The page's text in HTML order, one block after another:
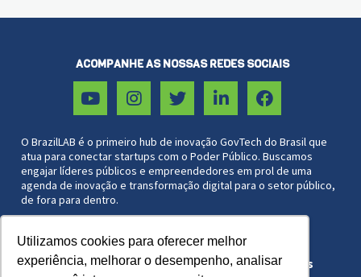
Utilizamos cookies para oferecer melhor
experiência, melhorar o desempenho, analisar
O BrazilLAB é o primeiro hub de inovação GovTech do Brasil que
atua para conectar startups com o Poder Público. Buscamos
engajar líderes públicos e empreendedores em prol de uma
agenda de inovação e transformação digital para o setor público,
de fora para dentro.
ACOMPANHE AS NOSSAS REDES SOCIAIS
Associação Brazil Lab 27.572.051/0001-44
Copyright © 2021 BrazilLAB. Todos os direitos